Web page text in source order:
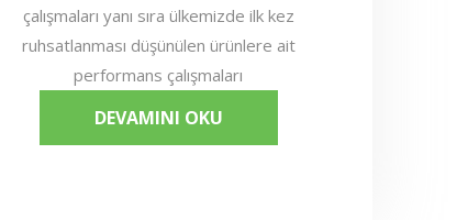
çalışmaları yanı sıra ülkemizde ilk kez
ruhsatlanması düşünülen ürünlere ait
performans çalışmaları
DEVAMINI OKU